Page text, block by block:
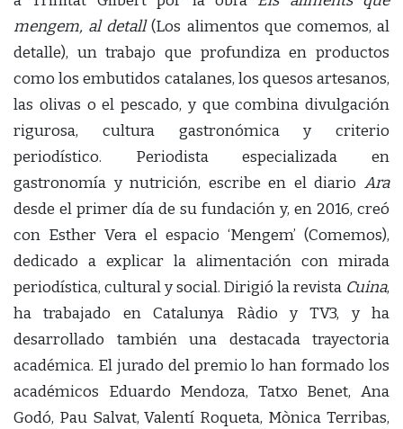
mengem, al detall(Los alimentos que comemos, al
detalle), un trabajo que profundiza en productos
como los embutidos catalanes, los quesos artesanos,
las olivas o el pescado, y que combina divulgación
rigurosa, cultura gastronómica y criterio
periodístico. Periodista especializada en
gastronomía y nutrición, escribe en el diario Ara
desde el primer día de su fundación y, en 2016, creó
con Esther Vera el espacio ‘Mengem’ (Comemos),
dedicado a explicar la alimentación con mirada
periodística, cultural y social. Dirigió la revista Cuina,
ha trabajado en Catalunya Ràdio y TV3, y ha
desarrollado también una destacada trayectoria
académica. El jurado del premio lo han formado los
académicos Eduardo Mendoza, Tatxo Benet, Ana
Godó, Pau Salvat, Valentí Roqueta, Mònica Terribas,